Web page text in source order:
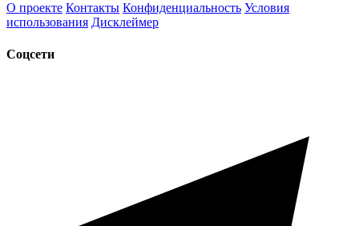
О проекте Контакты Конфиденциальность Условия
использования Дисклеймер
Соцсети